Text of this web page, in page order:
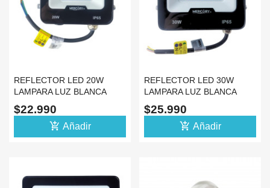
REFLECTOR LED 20W
LAMPARA LUZ BLANCA
6500K IP65 110V 220V
$22.990
add_shopping_cart Añadir
REFLECTOR LED 30W
LAMPARA LUZ BLANCA
6500K IP65 110V 220V
$25.990
add_shopping_cart Añadir